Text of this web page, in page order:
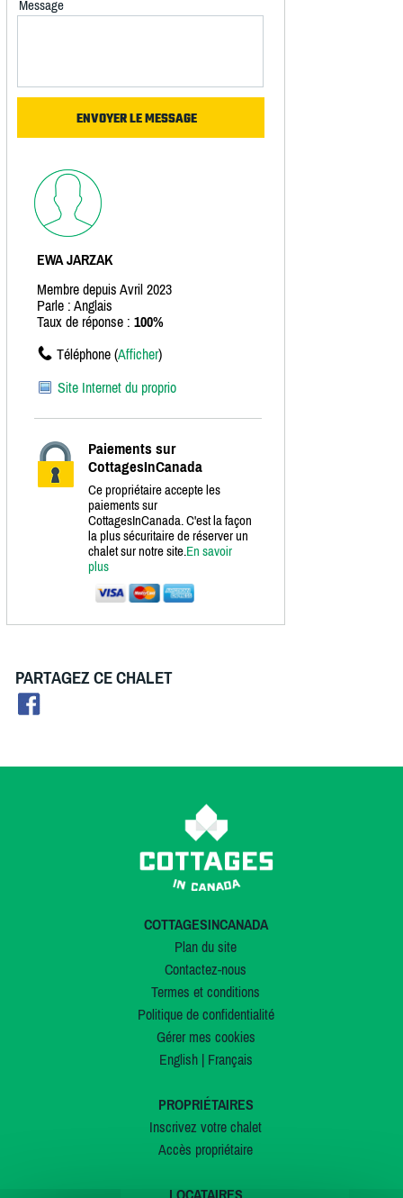
Message
EWA JARZAK
Membre depuis Avril 2023
Parle : Anglais
Taux de réponse : 100%
Téléphone (Afficher)
Site Internet du proprio
Paiements sur
CottagesInCanada
Ce propriétaire accepte les
paiements sur
CottagesInCanada. C'est la façon
la plus sécuritaire de réserver un
chalet sur notre site.En savoir
plus
PARTAGEZ CE CHALET
COTTAGESINCANADA
Plan du site
Contactez-nous
Termes et conditions
Politique de confidentialité
Gérer mes cookies
English| Français
PROPRIÉTAIRES
Inscrivez votre chalet
Accès propriétaire
LOCATAIRES